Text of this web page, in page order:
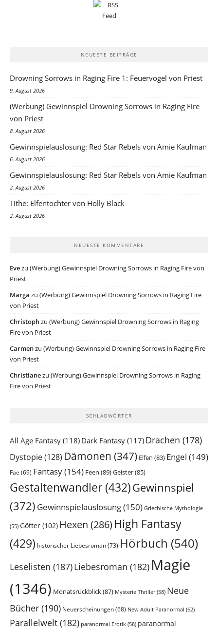
NEUESTE BEITRÄGE
Drowning Sorrows in Raging Fire 1: Feuervogel von Priest
9. August 2026
(Werbung) Gewinnspiel Drowning Sorrows in Raging Fire
von Priest
8. August 2026
Gewinnspielauslosung: Red Star Rebels von Amie Kaufman
6. August 2026
Gewinnspielauslosung: Red Star Rebels von Amie Kaufman
2. August 2026
Tithe: Elfentochter von Holly Black
2. August 2026
NEUESTE KOMMENTARE
Evezu (Werbung) Gewinnspiel Drowning Sorrows in Raging Fire von
Priest
Marga zu (Werbung) Gewinnspiel Drowning Sorrows in Raging Fire
von Priest
Christophzu (Werbung) Gewinnspiel Drowning Sorrows in Raging
Fire von Priest
Carmenzu (Werbung) Gewinnspiel Drowning Sorrows in Raging Fire
von Priest
Christianezu (Werbung) Gewinnspiel Drowning Sorrows in Raging
Fire von Priest
SCHLAGWÖRTER
All Age Fantasy (118) Dark Fantasy (117) Drachen (178)
Dystopie(128) Dämonen (347) Elfen (83) Engel (149)
Fae (69) Fantasy(154) Feen (89)Geister(85)
Gestaltenwandler (432)Gewinnspiel
(372) Gewinnspielauslosung(150) Griechische Mythologie
(55) Götter (102) Hexen (286) High Fantasy
(429) historischer Liebesroman(73) Hörbuch (540)
Leselisten (187)Liebesroman (182) Magie
(1346) Monatsrückblick(87) Mysterie Thriller(58) Neue
Bücher (190) Neuerscheinungen(68) New Adult Paranormal (62)
Parallelwelt (182) paranormal Erotik (58) paranormal